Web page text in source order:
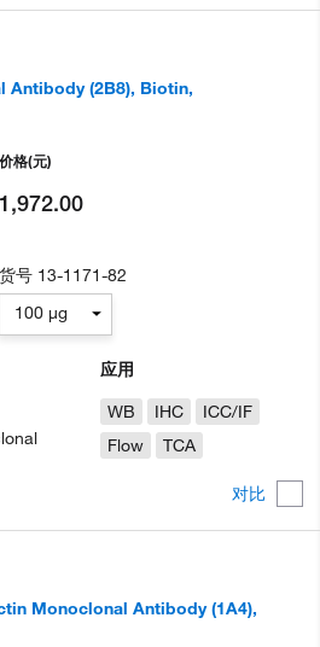
Antibody (2B8), Biotin,
对比
应用
WB
IHC
ICC/IF
Flow
TCA
价格(元)
1,972.00
货号 13-1171-82
100 µg
Monoclonal Antibody (1A4),